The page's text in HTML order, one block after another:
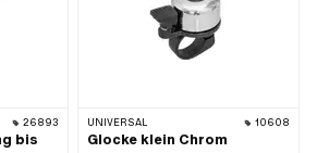
26893
bis
UNIVERSAL 10608
Glocke klein Chrom